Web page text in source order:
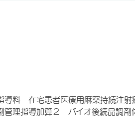
料 在宅患者医療用麻薬持続注
理指導加算２ バイオ後続品調剤